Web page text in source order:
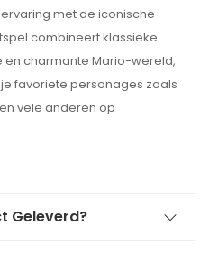
met de iconische
combineert klassieke
en charmante Mario-wereld,
favoriete personages zoals
vele anderen op
Geleverd?